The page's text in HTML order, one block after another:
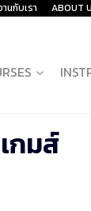
นกับเรา ABOUT
กมส์